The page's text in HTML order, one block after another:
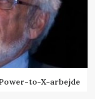
to-X-arbejde